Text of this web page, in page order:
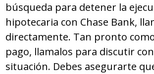
búsqueda para detener la
hipotecaria con Chase Bank,
directamente. Tan pronto
pago, llamalos para discutir
situación. Debes asegurarte